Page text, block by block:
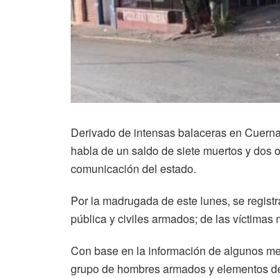
Derivado de intensas balaceras en
habla de un saldo de siete muertos y dos
comunicación del estado.
Por la madrugada de este lunes, se
pública y civiles armados; de las víctimas
Con base en la información de algunos
grupo de hombres armados y elementos